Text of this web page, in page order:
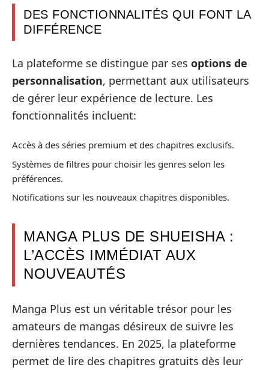
DES FONCTIONNALITÉS QUI FONT LA
DIFFÉRENCE
La plateforme se distingue par ses options de
personnalisation, permettant aux utilisateurs
de gérer leur expérience de lecture. Les
fonctionnalités incluent:
Accès à des séries premium et des chapitres exclusifs.
Systèmes de filtres pour choisir les genres selon les
préférences.
Notifications sur les nouveaux chapitres disponibles.
MANGA PLUS DE SHUEISHA :
L’ACCÈS IMMÉDIAT AUX
NOUVEAUTÉS
Manga Plus est un véritable trésor pour les
amateurs de mangas désireux de suivre les
dernières tendances. En 2025, la plateforme
permet de lire des chapitres gratuits dès leur